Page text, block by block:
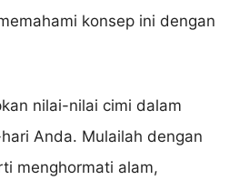
konsep ini dengan
nilai-nilai cimi dalam
Anda. Mulailah dengan
menghormati alam,